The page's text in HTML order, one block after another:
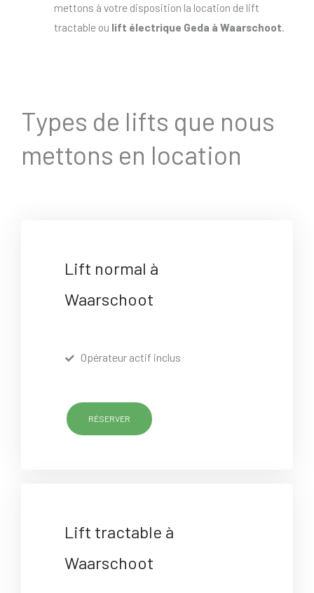
mettons à votre disposition la location de lift
tractable ou lift électrique Geda à Waarschoot.
Types de lifts que nous
mettons en location
Lift normal à
Waarschoot
Opérateur actif inclus
RÉSERVER
Lift tractable à
Waarschoot